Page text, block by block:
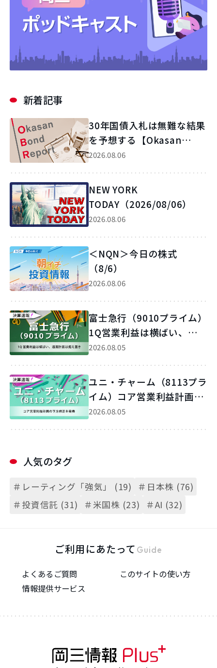
新着記事
30年国債入札は無難な結果
を予想する【Okasan
Bond Report】
2026.08.06
NEW YORK
TODAY（2026/08/06）
2026.08.06
＜NQN＞今日の株式
（8/6）
2026.08.06
富士急行（9010プライム）
1Q営業利益は横ばい、通期
計画は据え置き
2026.08.05
ユニ・チャーム（8113プラ
イム）コア営業利益計画の
下方修正を発表
2026.08.05
人気のタグ
＃レーティング「強気」 (19)
＃日本株 (76)
＃投資信託 (31)
＃米国株 (23) ＃AI (32)
ご利用にあたって Guide
よくあるご質問
このサイトの使い方
情報提供サービス